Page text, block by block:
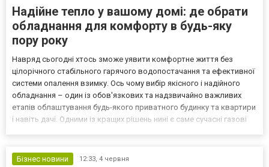
Надійне тепло у вашому домі: де обрати
обладнання для комфорту в будь-яку
пору року
Навряд сьогодні хтось зможе уявити комфортне життя без
цілорічного стабільного гарячого водопостачання та ефективної
системи опалення взимку. Ось чому вибір якісного і надійного
обладнання – один із обов'язкових та надзвичайно важливих
етапів облаштування будь-якого приватного будинку та квартири
і навіть дачі. Одними із кращих рішень нині є саме сучасні газові
Бізнес новини
12:33, 4 червня